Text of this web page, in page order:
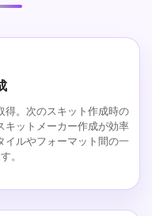
得。次のスキット作成時の
キットメーカー作成が効率
イルやフォーマット間の一
。